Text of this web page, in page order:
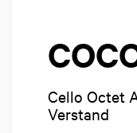
Cello Octet
Verstand